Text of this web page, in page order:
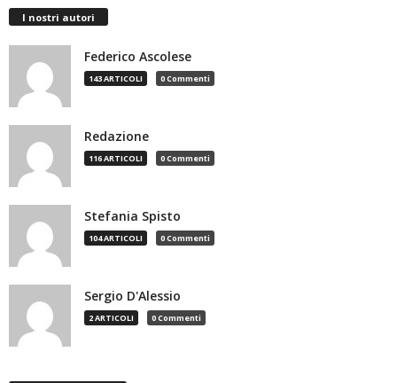
I nostri autori
Federico Ascolese
143 ARTICOLI 0 Commenti
Redazione
116 ARTICOLI 0 Commenti
Stefania Spisto
104 ARTICOLI 0 Commenti
Sergio D'Alessio
2 ARTICOLI 0 Commenti